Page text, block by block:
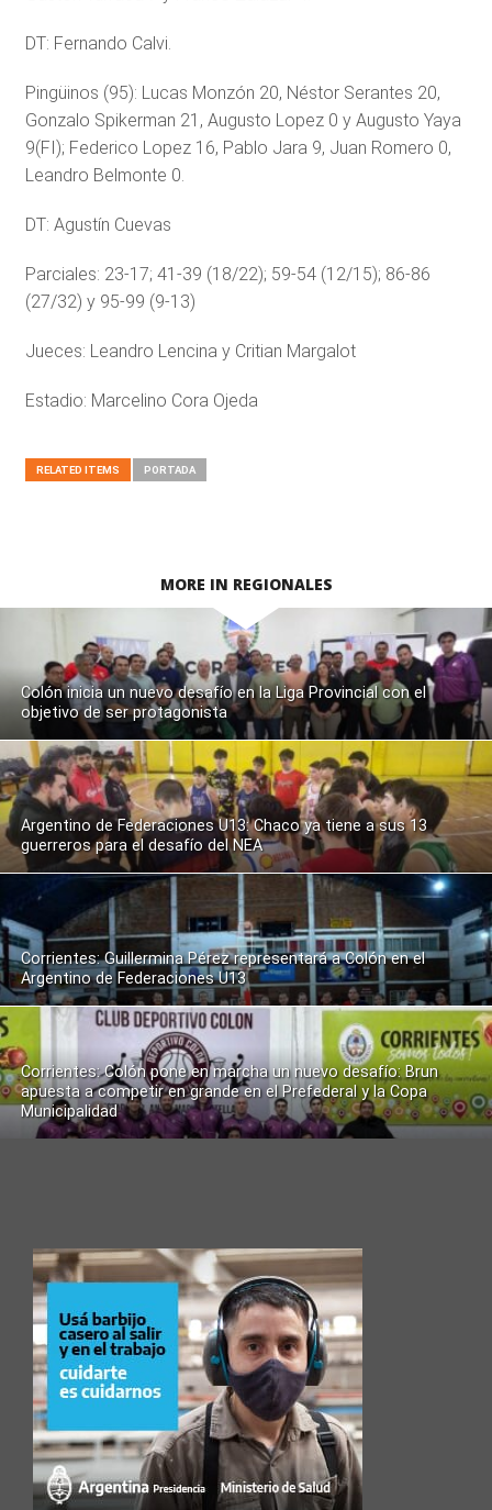
DT: Fernando Calvi.
Pingüinos (95): Lucas Monzón 20, Néstor Serantes 20,
Gonzalo Spikerman 21, Augusto Lopez 0 y Augusto Yaya
9(FI); Federico Lopez 16, Pablo Jara 9, Juan Romero 0,
Leandro Belmonte 0.
DT: Agustín Cuevas
Parciales: 23-17; 41-39 (18/22); 59-54 (12/15); 86-86
(27/32) y 95-99 (9-13)
Jueces: Leandro Lencina y Critian Margalot
Estadio: Marcelino Cora Ojeda
RELATED ITEMS PORTADA
MORE IN REGIONALES
Colón inicia un nuevo desafío en la Liga Provincial con el
objetivo de ser protagonista
Argentino de Federaciones U13: Chaco ya tiene a sus 13
guerreros para el desafío del NEA
Corrientes: Guillermina Pérez representará a Colón en el
Argentino de Federaciones U13
Corrientes: Colón pone en marcha un nuevo desafío: Brun
apuesta a competir en grande en el Prefederal y la Copa
Municipalidad